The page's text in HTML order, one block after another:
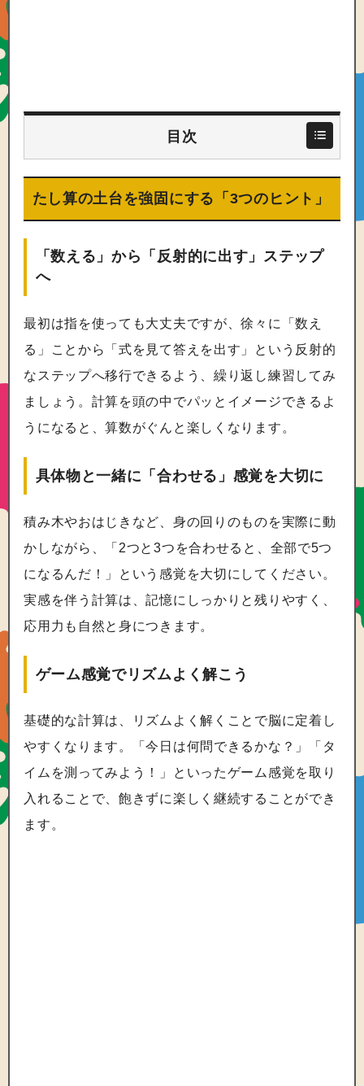
目次
たし算の土台を強固にする「3つのヒント」
「数える」から「反射的に出す」ステップ
へ
最初は指を使っても大丈夫ですが、徐々に「数え
る」ことから「式を見て答えを出す」という反射的
なステップへ移行できるよう、繰り返し練習してみ
ましょう。計算を頭の中でパッとイメージできるよ
うになると、算数がぐんと楽しくなります。
具体物と一緒に「合わせる」感覚を大切に
積み木やおはじきなど、身の回りのものを実際に動
かしながら、「2つと3つを合わせると、全部で5つ
になるんだ！」という感覚を大切にしてください。
実感を伴う計算は、記憶にしっかりと残りやすく、
応用力も自然と身につきます。
ゲーム感覚でリズムよく解こう
基礎的な計算は、リズムよく解くことで脳に定着し
やすくなります。「今日は何問できるかな？」「タ
イムを測ってみよう！」といったゲーム感覚を取り
入れることで、飽きずに楽しく継続することができ
ます。